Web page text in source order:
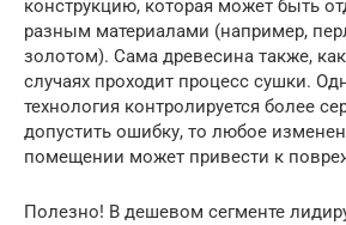
конструкцию, которая может быть
разным материалами (например,
золотом). Сама древесина также,
случаях проходит процесс сушки.
технология контролируется более
допустить ошибку, то любое
помещении может привести к
Полезно! В дешевом сегменте